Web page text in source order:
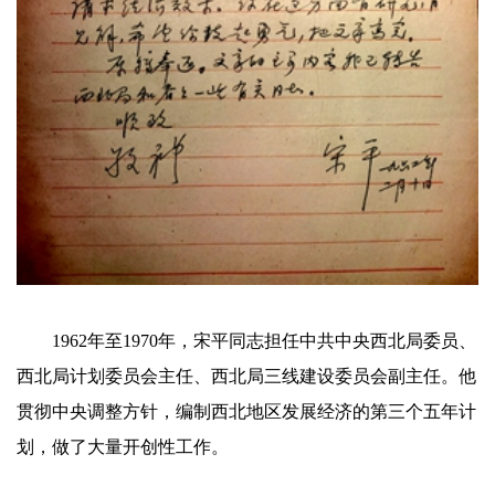
1962年至1970年，宋平同志担任中共中央西北局委员、
西北局计划委员会主任、西北局三线建设委员会副主任。他
贯彻中央调整方针，编制西北地区发展经济的第三个五年计
划，做了大量开创性工作。